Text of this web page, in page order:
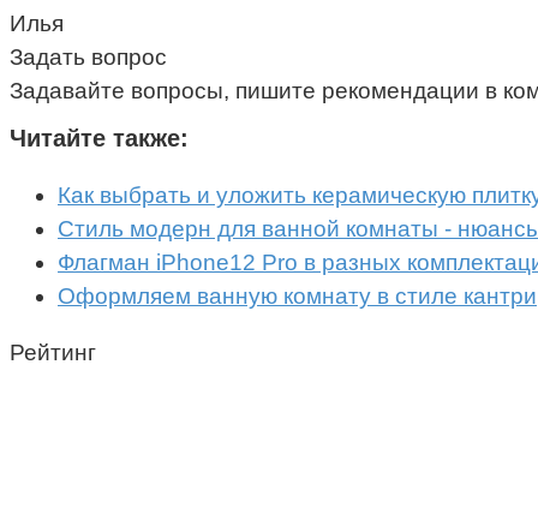
Илья
Задать вопрос
Задавайте вопросы, пишите рекомендации в
Читайте также:
Как выбрать и уложить керамическую
Стиль модерн для ванной комнаты -
Флагман iPhone12 Pro в разных
Оформляем ванную комнату в стиле кантри
Рейтинг